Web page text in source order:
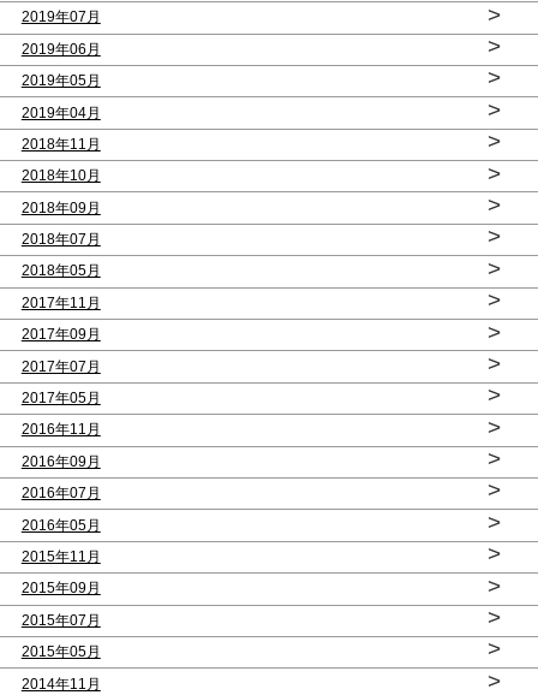
2019年07月 >
2019年06月 >
2019年05月 >
2019年04月 >
2018年11月 >
2018年10月 >
2018年09月 >
2018年07月 >
2018年05月 >
2017年11月 >
2017年09月 >
2017年07月 >
2017年05月 >
2016年11月 >
2016年09月 >
2016年07月 >
2016年05月 >
2015年11月 >
2015年09月 >
2015年07月 >
2015年05月 >
2014年11月 >